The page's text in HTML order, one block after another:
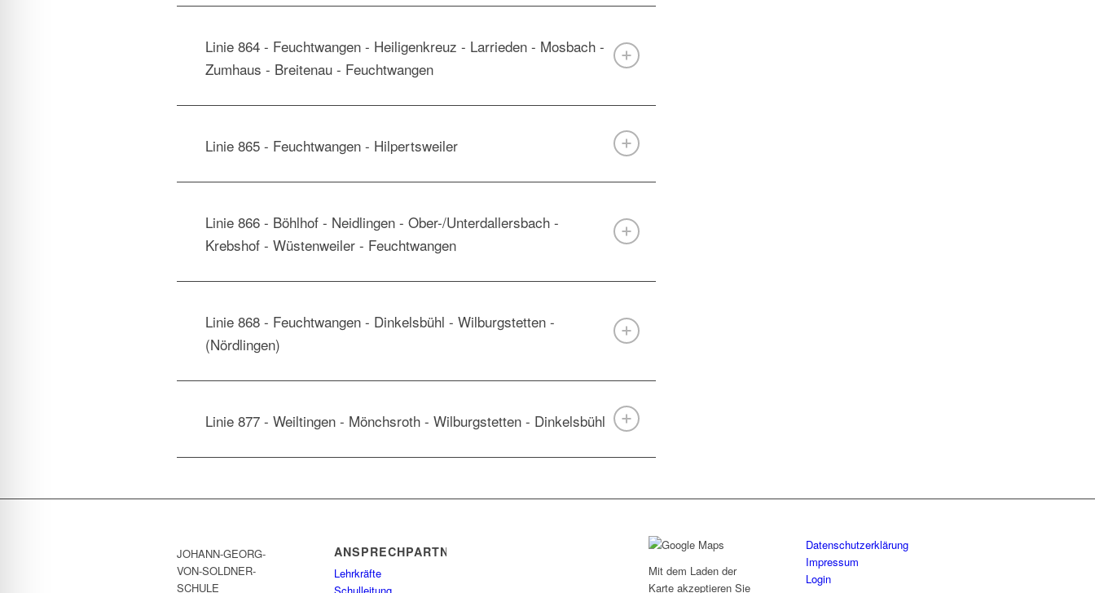
Linie 864 - Feuchtwangen - Heiligenkreuz - Larrieden - Mosbach -
Zumhaus - Breitenau - Feuchtwangen
Linie 865 - Feuchtwangen - Hilpertsweiler
Linie 866 - Böhlhof - Neidlingen - Ober-/Unterdallersbach -
Krebshof - Wüstenweiler - Feuchtwangen
Linie 868 - Feuchtwangen - Dinkelsbühl - Wilburgstetten -
(Nördlingen)
Linie 877 - Weiltingen - Mönchsroth - Wilburgstetten - Dinkelsbühl
JOHANN-GEORG-
VON-SOLDNER-
SCHULE
ANSPRECHPARTNER
Lehrkräfte
Mit dem Laden der
Karte akzeptieren Sie
Datenschutzerklärung
Impressum
Login